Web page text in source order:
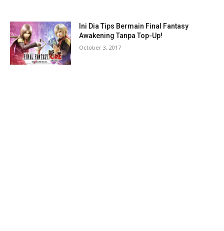
Ini Dia Tips Bermain Final Fantasy
Awakening Tanpa Top-Up!
October 3, 2017